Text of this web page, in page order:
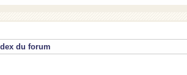
du forum